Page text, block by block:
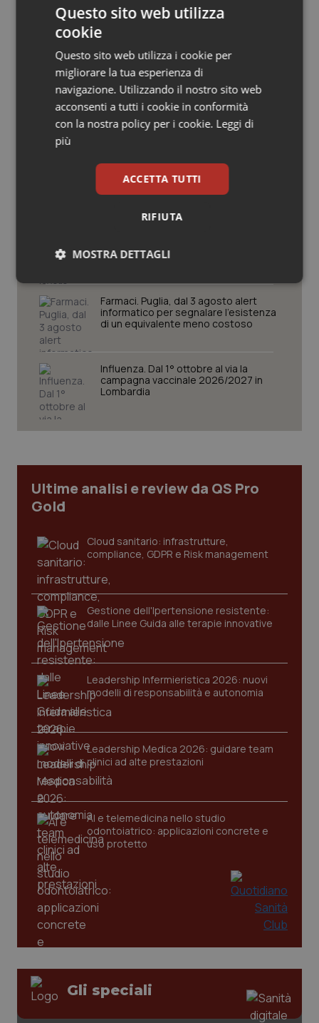
Salute orale & impianti
Sangue & coagulazione
Tiroide
Tumore al seno
Tumore ovarico
Vaccini
Potrebbe interessarti in
Piemonte
Cresce la ricerca in Emilia-Romagna:
nel 2025 condotti 1.530 studi, il
numero più alto degli ultimi cinque
anni
e conti
Farmaci. Puglia, dal 3 agosto alert
informatico per segnalare l’esistenza
di un equivalente meno costoso
Influenza. Dal 1° ottobre al via la
campagna vaccinale 2026/2027 in
Lombardia
Ultime analisi e review da QS Pro
Gold
Cloud sanitario: infrastrutture,
compliance, GDPR e Risk management
Gestione dell'Ipertensione resistente:
dalle Linee Guida alle terapie innovative
Leadership Infermieristica 2026: nuovi
modelli di responsabilità e autonomia
Leadership Medica 2026: guidare team
clinici ad alte prestazioni
AI e telemedicina nello studio
odontoiatrico: applicazioni concrete e
uso protetto
Gli speciali
Questo sito web utilizza
cookie
Questo sito web utilizza i cookie per
migliorare la tua esperienza di
navigazione. Utilizzando il nostro sito web
acconsenti a tutti i cookie in conformità
con la nostra policy per i cookie. Leggi di
più
ACCETTA TUTTI
RIFIUTA
MOSTRA DETTAGLI
Necessari Statistici Marketing
Necessari Statistici Marketing
I cookie necessari contribuiscono a rendere fruibile il
navigazione sulle pagine e l'accesso alle aree
CookieScriptConsent
CookieScript
tracking-sites-ironfish-
tracking-enable
www.quotidianosanita.it
tracking-sites-ironfish-
session-id
www.quotidianosanita.it